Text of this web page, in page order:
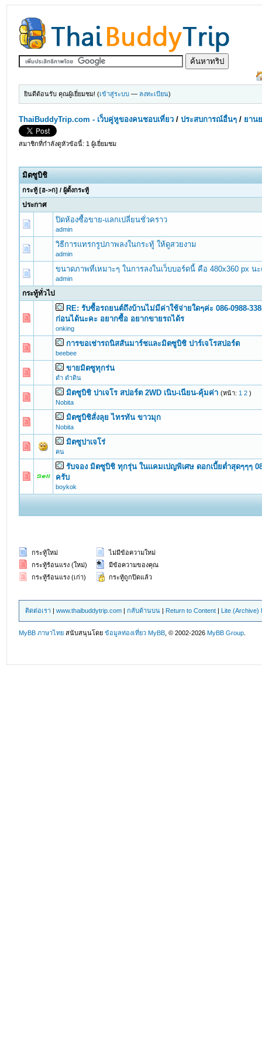
ยินดีต้อนรับ คุณผู้เยี่ยมชม! (เข้าสู่ระบบ — ลงทะเบียน)
ThaiBuddyTrip.com - เว็บคู่หูของคนชอบเที่ยว /ประสบการณ์อื่นๆ / ยาน
สมาชิกที่กำลังดูหัวข้อนี้: 1 ผู้เยี่ยมชม
มิตซูบิชิ
กระทู้ [ฮ->ก] /ผู้ตั้งกระทู้
ประกาศ
ปิดห้องซื้อขาย-แลกเปลี่ยนชั่วคราว
admin
วิธีการแทรกรูปภาพลงในกระทู้ ให้ดูสวยงาม
admin
ขนาดภาพที่เหมาะๆ ในการลงในเว็บบอร์ดนี้ คือ 480x360 px น
admin
กระทู้ทั่วไป
RE: รับซื้อรถยนต์ถึงบ้านไม่มีค่าใช้จ่ายใดๆค่ะ 086-0988-
ก่อนได้นะคะ อยากซื้อ อยากขายรถได้ร
onking
0 Vote(s) - 0 out of 5 in Average
12345
การขอเช่ารถนิสสันมาร์ชและมิตซูบิชิ ปาร์เจโรสปอร์ต
beebee
0 Vote(s) - 0 out of 5 in Average
12345
ขายมิตซูทุกร่น
ดำ ดำดิน
0 Vote(s) - 0 out of 5 in Average
1
มิตซูบิชิ ปาเจโร สปอร์ต 2WD เนิบ-เนียน-คุ้มค่า (หน้า: 1 2 )
Nobita
0 Vote(s) - 0 out of 5 in Average
1 2345
มิตซูบิชิสั่งลุย ไทรทัน ขาวมุก
Nobita
0 Vote(s) - 0 out of 5 in Average
12 345
มิตซูปาเจโร่
คน
0 Vote(s) - 0 out of 5 in Average
รับจอง มิตซูบิชิ ทุกรุ่น ในเเคมเปญพิเศษ ดอกเบี้ยต่ำสุดๆๆๆ
ครับ
boykok
0 Vote(s) - 0 out of 5 in Average
กระทู้ใหม่
กระทู้ร้อนแรง (ใหม่)
กระทู้ร้อนแรง (เก่า)
ไม่มีข้อความใหม่
มีข้อความของคุณ
กระทู้ถูกปิดแล้ว
ติดต่อเรา |www.thaibuddytrip.com |กลับด้านบน | Return to Content | Lite (Archive)
MyBB ภาษาไทย สนับสนุนโดยข้อมูลท่องเที่ยว MyBB , © 2002-2026MyBB Group